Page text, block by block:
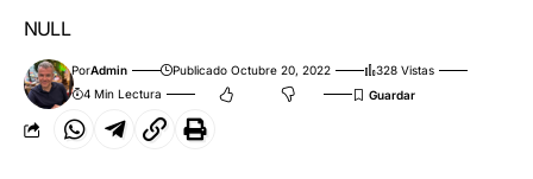
NULL
PorAdmin Publicado Octubre 20, 2022
328 Vistas
4 Min Lectura